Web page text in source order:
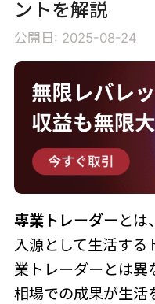
ントを解説
公開日: 2025-08-24
専業トレーダー とは
入源として生活する
業トレーダーとは異
相場での成果が生活